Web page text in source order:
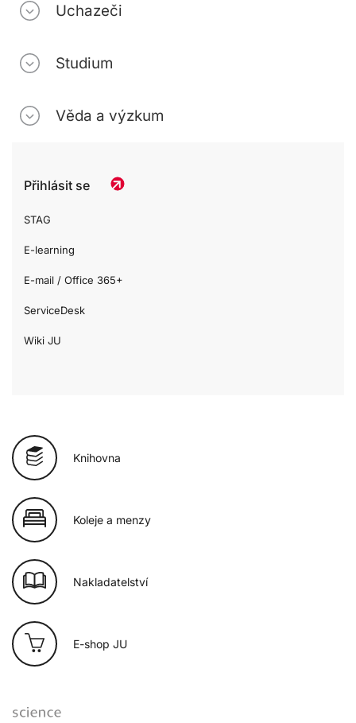
Uchazeči
Studium
Věda a výzkum
Přihlásit se
STAG
E-learning
E-mail / Office 365+
ServiceDesk
Wiki JU
Knihovna
Koleje a menzy
Nakladatelství
E-shop JU